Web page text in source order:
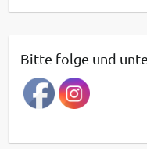
e
r
a
g
a
Bitte folge und